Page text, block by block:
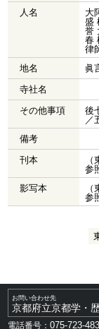
人名
大
盛
誉
春
律
地名
眞
寺社名
その他事項
後
／
備考
刊本
参
影写本
参
お問い合わせ先
京都府立京都学・
電話番号：075-723-